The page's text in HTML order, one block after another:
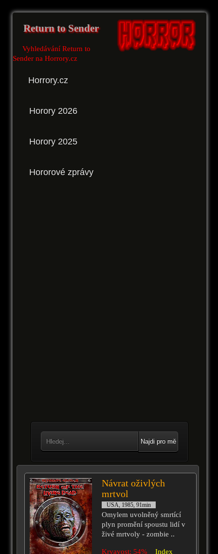
Return to Sender
Vyhledávání Return to
Sender na Horrory.cz
Horrory.cz
Horory 2026
Horory 2025
Hororové zprávy
Najdi pro mě
Návrat oživlých
mrtvol
USA, 1985, 91min
Omylem uvolněný smrtící
plyn promění spoustu lidí v
živé mrtvoly - zombie ..
Krvavost: 54%
Index